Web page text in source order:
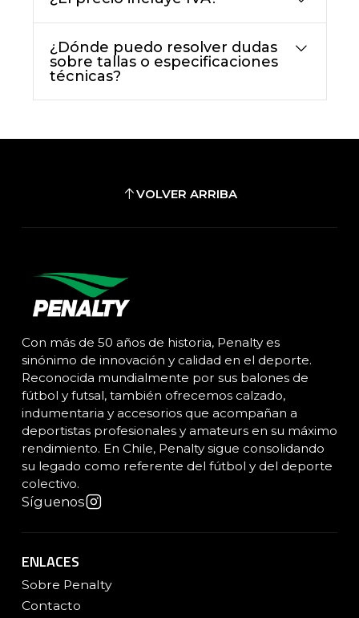
¿Dónde puedo resolver dudas
sobre tallas o especificaciones
técnicas?
VOLVER ARRIBA
Con más de 50 años de historia, Penalty es
sinónimo de innovación y calidad en el deporte.
Reconocida mundialmente por sus balones de
fútbol y futsal, también ofrecemos calzado,
indumentaria y accesorios que acompañan a
deportistas profesionales y amateurs en su máximo
rendimiento. En Chile, Penalty sigue consolidando
su legado como referente del fútbol y del deporte
colectivo.
Síguenos
ENLACES
Sobre Penalty
Contacto